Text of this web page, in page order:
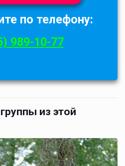
по телефону:
989-10-77
из этой